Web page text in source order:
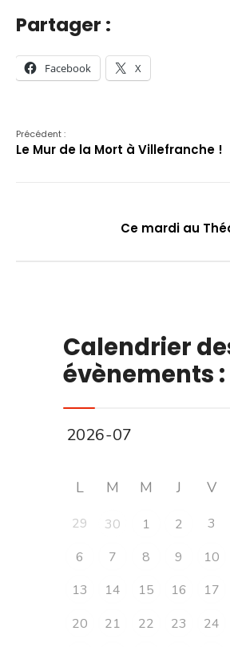
Partager :
Facebook X
Précédent :
Le Mur de la Mort à Villefranche !
Ce mardi au
Calendrier
évènements :
L M M J V
29 30 1 2 3
6
7 8 9 10
13
14 15 16 17
20
21 22 23 24